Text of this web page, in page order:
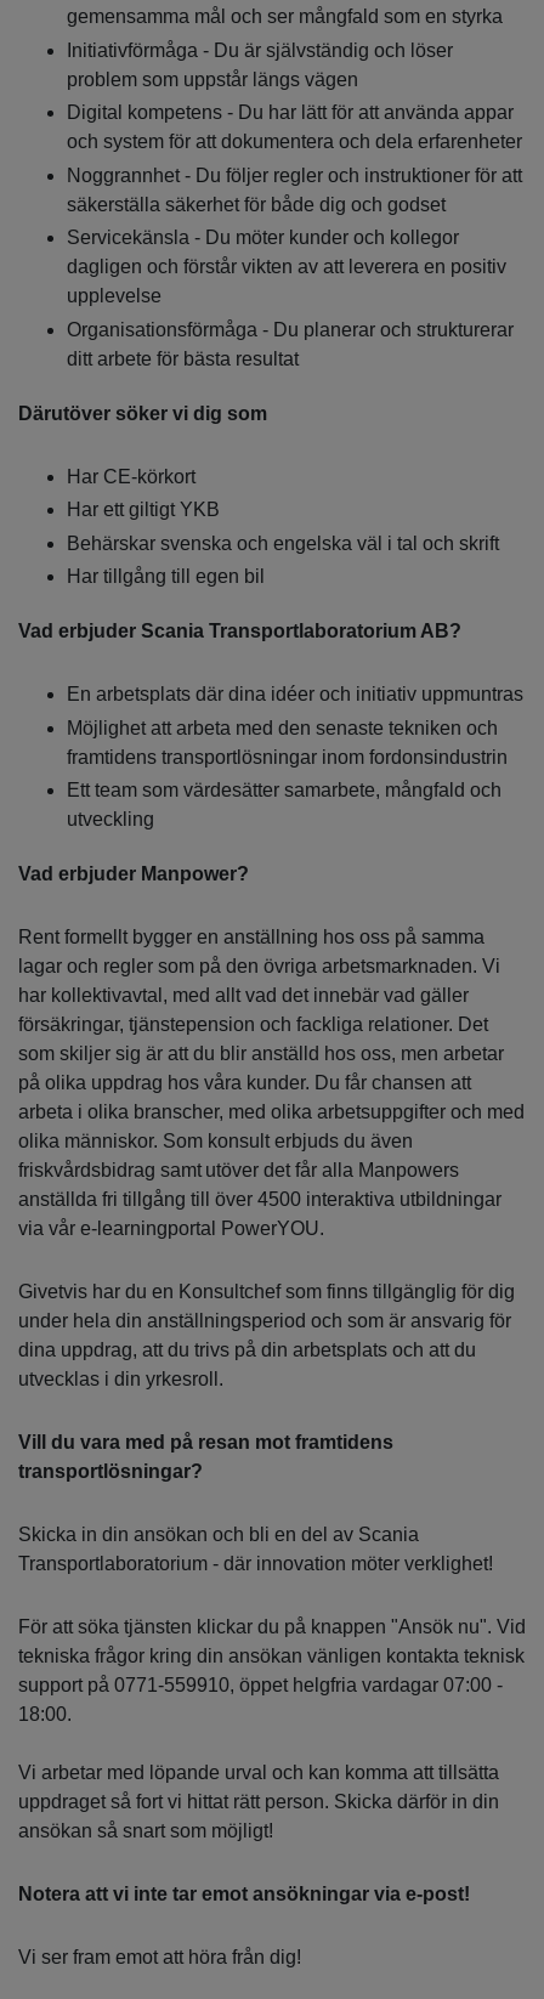
gemensamma mål och ser mångfald som en styrka
Initiativförmåga - Du är självständig och löser
problem som uppstår längs vägen
Digital kompetens - Du har lätt för att använda appar
och system för att dokumentera och dela erfarenheter
Noggrannhet - Du följer regler och instruktioner för att
säkerställa säkerhet för både dig och godset
Servicekänsla - Du möter kunder och kollegor
dagligen och förstår vikten av att leverera en positiv
upplevelse
Organisationsförmåga - Du planerar och strukturerar
ditt arbete för bästa resultat
Därutöver söker vi dig som
Har CE-körkort
Har ett giltigt YKB
Behärskar svenska och engelska väl i tal och skrift
Har tillgång till egen bil
Vad erbjuder Scania Transportlaboratorium AB?
En arbetsplats där dina idéer och initiativ uppmuntras
Möjlighet att arbeta med den senaste tekniken och
framtidens transportlösningar inom fordonsindustrin
Ett team som värdesätter samarbete, mångfald och
utveckling
Vad erbjuder Manpower?
Rent formellt bygger en anställning hos oss på samma
lagar och regler som på den övriga arbetsmarknaden. Vi
har kollektivavtal, med allt vad det innebär vad gäller
försäkringar, tjänstepension och fackliga relationer. Det
som skiljer sig är att du blir anställd hos oss, men arbetar
på olika uppdrag hos våra kunder. Du får chansen att
arbeta i olika branscher, med olika arbetsuppgifter och med
olika människor. Som konsult erbjuds du även
friskvårdsbidrag samt utöver det får alla Manpowers
anställda fri tillgång till över 4500 interaktiva utbildningar
via vår e-learningportal PowerYOU.
Givetvis har du en Konsultchef som finns tillgänglig för dig
under hela din anställningsperiod och som är ansvarig för
dina uppdrag, att du trivs på din arbetsplats och att du
utvecklas i din yrkesroll.
Vill du vara med på resan mot framtidens
transportlösningar?
Skicka in din ansökan och bli en del av Scania
Transportlaboratorium - där innovation möter verklighet!
För att söka tjänsten klickar du på knappen "Ansök nu". Vid
tekniska frågor kring din ansökan vänligen kontakta teknisk
support på 0771-559910, öppet helgfria vardagar 07:00 -
18:00.
Vi arbetar med löpande urval och kan komma att tillsätta
uppdraget så fort vi hittat rätt person. Skicka därför in din
ansökan så snart som möjligt!
Notera att vi inte tar emot ansökningar via e-post!
Vi ser fram emot att höra från dig!